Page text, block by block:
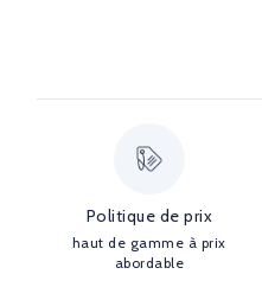
Politique de prix
haut de gamme à prix
abordable